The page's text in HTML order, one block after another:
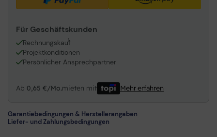
Für Geschäftskunden
Rechnungskauf
1
Projektkonditionen
Persönlicher Ansprechpartner
Ab 0,65 €/Mo.mieten mit Mehr erfahren
Garantiebedingungen & Herstellerangaben
Liefer- und Zahlungsbedingungen